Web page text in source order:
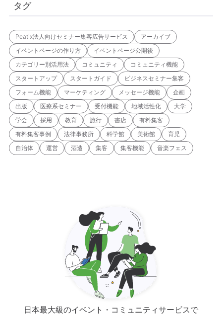
タグ
Peatix法人向けセミナー集客広告サービス
アーカイブ
イベントページの作り方
イベントページ公開後
カテゴリー別活用法
コミュニティ
コミュニティ機能
スタートアップ
スタートガイド
ビジネスセミナー集客
フォーム機能
マーケティング メッセージ機能
企画
出版
医療系セミナー 受付機能 地域活性化
大学
学会
採用 教育 旅行 書店
有料集客
有料集客事例
法律事務所 科学館 美術館
育児
自治体
運営 酒造 集客 集客機能 音楽フェス
日本最大級のイベント・コミュニティサービスで